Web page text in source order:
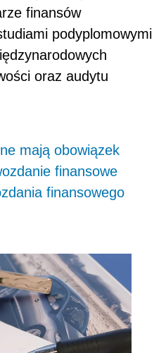
finansów
podyplomowymi
oraz audytu
mają obowiązek
finansowe
finansowego